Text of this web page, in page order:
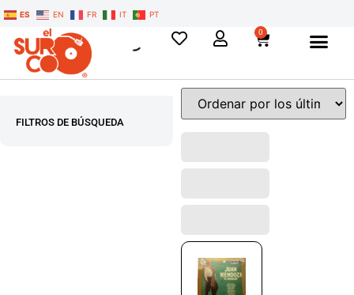
ES EN FR IT PT
0
FILTROS DE BÚSQUEDA